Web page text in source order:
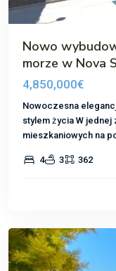
Nowo
morze w Nova
4,850,000€
Nowoczesna
stylem życia W
mieszkaniowych na
4 3 362